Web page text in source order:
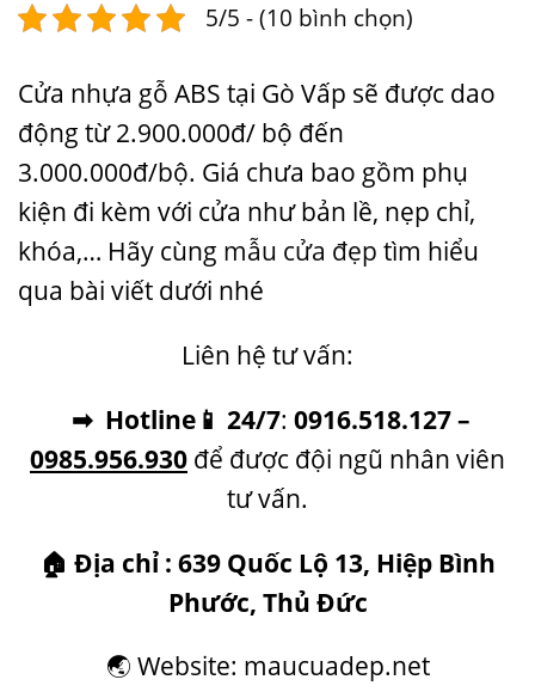
5/5 - (10 bình chọn)
Cửa nhựa gỗ ABS tại Gò Vấp sẽ được dao
động từ 2.900.000đ/ bộ đến
3.000.000đ/bộ. Giá chưa bao gồm phụ
kiện đi kèm với cửa như bản lề, nẹp chỉ,
khóa,… Hãy cùng mẫu cửa đẹp tìm hiểu
qua bài viết dưới nhé
Liên hệ tư vấn:
➡ Hotline📱 24/7: 0916.518.127–
0985.956.930 để được đội ngũ nhân viên
tư vấn.
🏠 Địa chỉ : 639 Quốc Lộ 13, Hiệp Bình
Phước, Thủ Đức
🌏 Website: maucuadep.net